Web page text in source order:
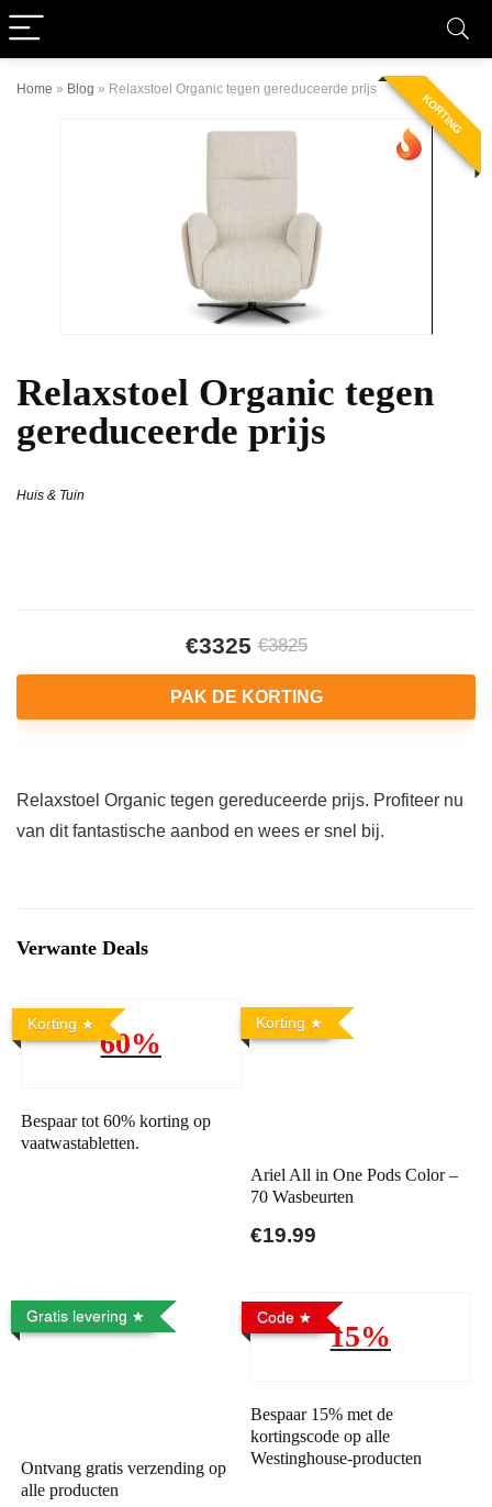
Home » Blog » Relaxstoel Organic tegen gereduceerde prijs
KORTING
Relaxstoel Organic tegen
gereduceerde prijs
Huis & Tuin
€3325 €3825
PAK DE KORTING
Relaxstoel Organic tegen gereduceerde prijs. Profiteer nu
van dit fantastische aanbod en wees er snel bij.
Verwante Deals
Korting
60%
Bespaar tot 60% korting op
vaatwastabletten.
Korting
Ariel All in One Pods Color –
70 Wasbeurten
€19.99
Gratis levering
Ontvang gratis verzending op
alle producten
Code
15%
Bespaar 15% met de
kortingscode op alle
Westinghouse-producten